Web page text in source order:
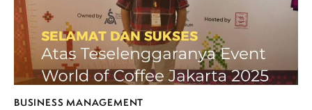
BUSINESS MANAGEMENT